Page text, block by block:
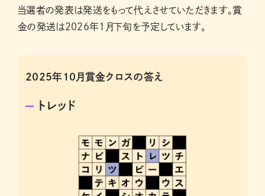
当選者の発表は発送をもって代えさせていただきます。賞
金の発送は2026年1月下旬を予定しています。
2025年10月賞金クロスの答え
トレッド